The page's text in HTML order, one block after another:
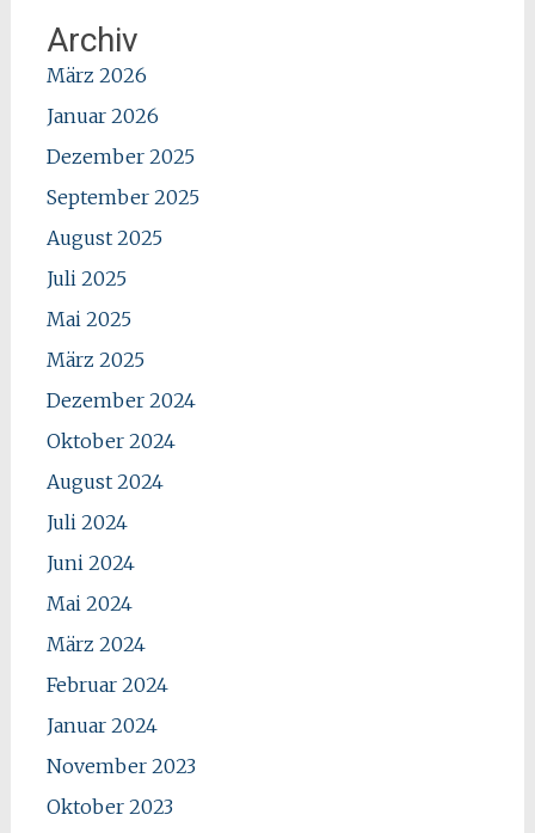
Archiv
März 2026
Januar 2026
Dezember 2025
September 2025
August 2025
Juli 2025
Mai 2025
März 2025
Dezember 2024
Oktober 2024
August 2024
Juli 2024
Juni 2024
Mai 2024
März 2024
Februar 2024
Januar 2024
November 2023
Oktober 2023